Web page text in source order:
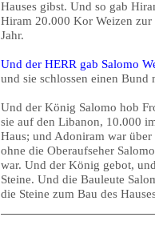
Hauses gibst. Und so gab
Hiram 20.000 Kor Weizen
Jahr.
Und der HERR gab Salomo
und sie schlossen einen Bund
Und der König Salomo hob
sie auf den Libanon, 10.000
Haus; und Adoniram war
ohne die Oberaufseher
war. Und der König gebot,
Steine. Und die Bauleute
die Steine zum Bau des